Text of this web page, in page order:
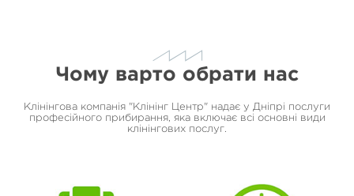
Чому варто обрати нас
Клінінгова компанія "Клінінг Центр" надає у Дніпрі послуги
професійного прибирання, яка включає всі основні види
клінінгових послуг.